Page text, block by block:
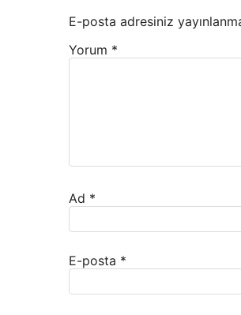
E-posta adresiniz
Yorum *
Ad *
E-posta *